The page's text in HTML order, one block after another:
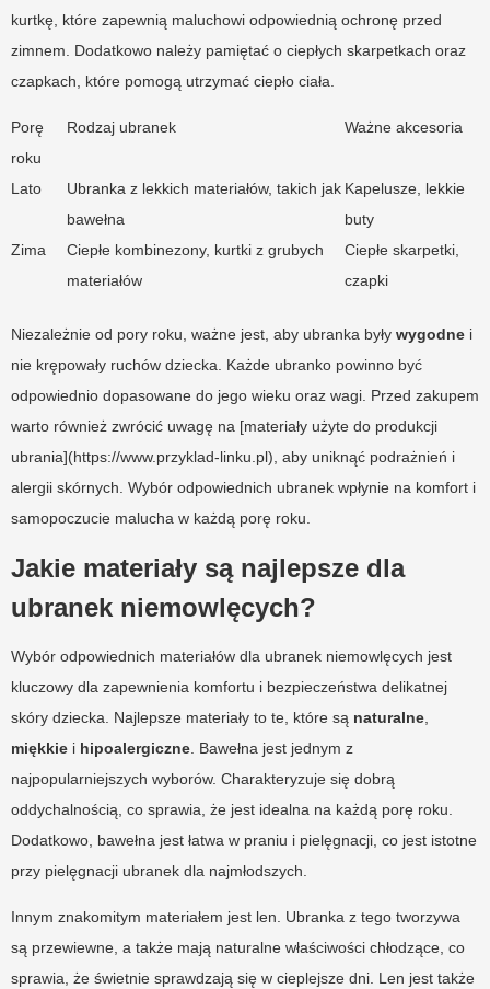
kurtkę, które zapewnią maluchowi odpowiednią ochronę przed
zimnem. Dodatkowo należy pamiętać o ciepłych skarpetkach oraz
czapkach, które pomogą utrzymać ciepło ciała.
Porę
roku
Rodzaj ubranek Ważne akcesoria
Lato
Ubranka z lekkich materiałów, takich jak
bawełna
Kapelusze, lekkie
buty
Zima
Ciepłe kombinezony, kurtki z grubych
materiałów
Ciepłe skarpetki,
czapki
Niezależnie od pory roku, ważne jest, aby ubranka były wygodne i
nie krępowały ruchów dziecka. Każde ubranko powinno być
odpowiednio dopasowane do jego wieku oraz wagi. Przed zakupem
warto również zwrócić uwagę na [materiały użyte do produkcji
ubrania](https://www.przyklad-linku.pl), aby uniknąć podrażnień i
alergii skórnych. Wybór odpowiednich ubranek wpłynie na komfort i
samopoczucie malucha w każdą porę roku.
Jakie materiały są najlepsze dla
ubranek niemowlęcych?
Wybór odpowiednich materiałów dla ubranek niemowlęcych jest
kluczowy dla zapewnienia komfortu i bezpieczeństwa delikatnej
skóry dziecka. Najlepsze materiały to te, które są naturalne,
miękkie i hipoalergiczne. Bawełna jest jednym z
najpopularniejszych wyborów. Charakteryzuje się dobrą
oddychalnością, co sprawia, że jest idealna na każdą porę roku.
Dodatkowo, bawełna jest łatwa w praniu i pielęgnacji, co jest istotne
przy pielęgnacji ubranek dla najmłodszych.
Innym znakomitym materiałem jest len. Ubranka z tego tworzywa
są przewiewne, a także mają naturalne właściwości chłodzące, co
sprawia, że świetnie sprawdzają się w cieplejsze dni. Len jest także